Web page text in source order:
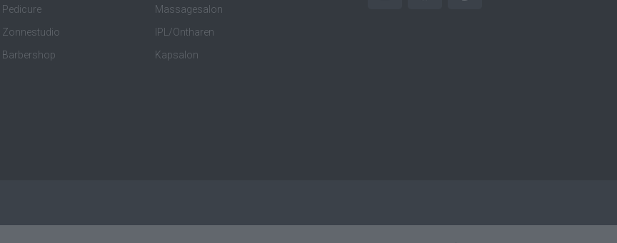
Pedicure
Zonnestudio
Barbershop
Massagesalon
IPL/Ontharen
Kapsalon